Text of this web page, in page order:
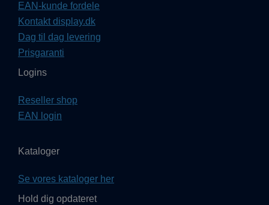
EAN-kunde fordele
Kontakt display.dk
Dag til dag levering
Prisgaranti
Logins
Reseller shop
EAN login
Kataloger
Se vores kataloger her
Hold dig opdateret